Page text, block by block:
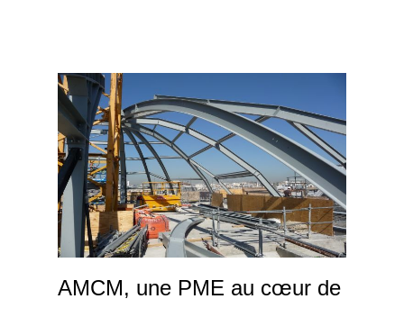
AMCM, une PME au cœur de